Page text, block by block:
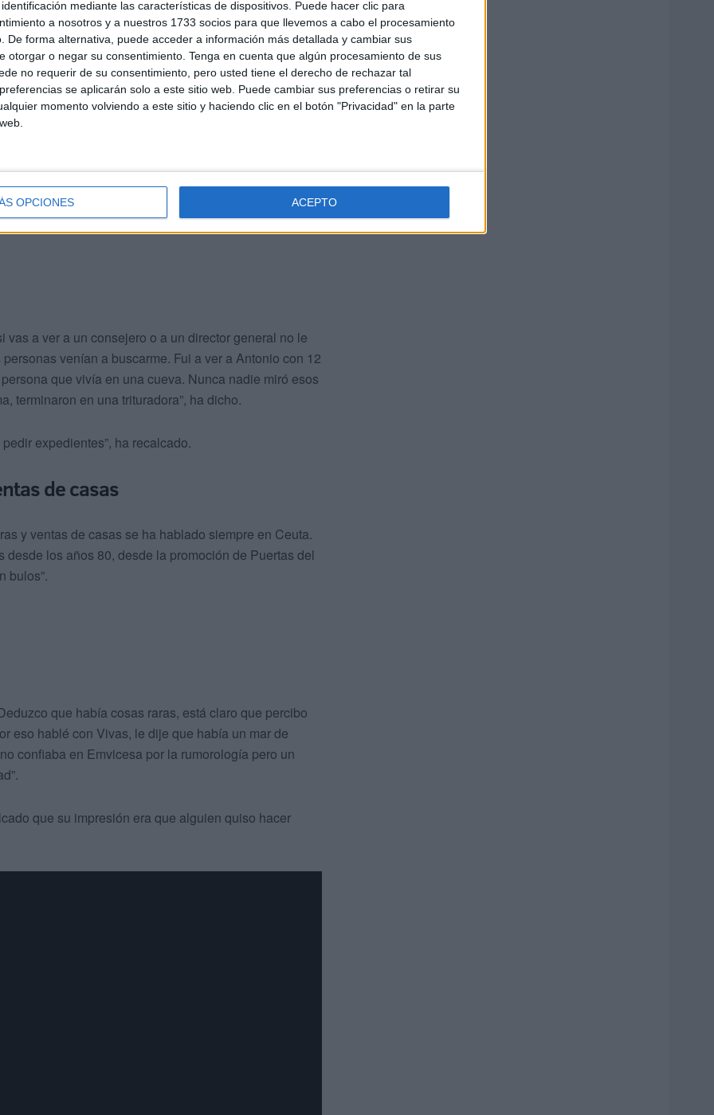
mediante las características de dispositivos. Puede hacer clic para
a nosotros y a nuestros 1733 socios para que llevemos a cabo el procesamiento
De forma alternativa, puede acceder a información más detallada y cambiar sus
otorgar o negar su consentimiento. Tenga en cuenta que algún procesamiento de sus
no requerir de su consentimiento, pero usted tiene el derecho de rechazar tal
se aplicarán solo a este sitio web. Puede cambiar sus preferencias o retirar su
momento volviendo a este sitio y haciendo clic en el botón "Privacidad" en la parte
OPCIONES ACEPTO
"En el año 2010, yo le dije al presidente que lo
que había un dinero que se estaba moviendo. De
dicho que no hay pruebas para imputarlos".
miseria
“perfectísimamente” apuntando a que como
una sola vez para pedirle que contrastara la
vas a ver a un consejero o a un director general no le
venían a buscarme. Fui a ver a Antonio con 12
que vivía en una cueva. Nunca nadie miró esos
terminaron en una trituradora”, ha dicho.
expedientes”, ha recalcado.
de casas
y ventas de casas se ha hablado siempre en Ceuta.
los años 80, desde la promoción de Puertas del
bulos”.
que había cosas raras, está claro que percibo
eso hablé con Vivas, le dije que había un mar de
confiaba en Emvicesa por la rumorología pero un
que su impresión era que alguien quiso hacer